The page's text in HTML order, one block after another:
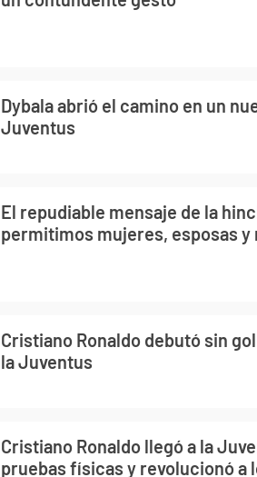
Dybala abrió el camino en un
Juventus
El repudiable mensaje de la
permitimos mujeres, esposas y
Cristiano Ronaldo debutó sin
la Juventus
Cristiano Ronaldo llegó a la
pruebas físicas y revolucionó a